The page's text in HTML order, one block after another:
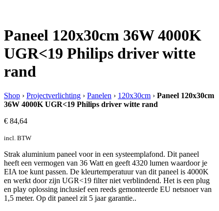
Paneel 120x30cm 36W 4000K
UGR<19 Philips driver witte
rand
Shop › Projectverlichting › Panelen › 120x30cm › Paneel 120x30cm
36W 4000K UGR<19 Philips driver witte rand
€ 84,64
incl. BTW
Strak aluminium paneel voor in een systeemplafond. Dit paneel
heeft een vermogen van 36 Watt en geeft 4320 lumen waardoor je
EIA toe kunt passen. De kleurtemperatuur van dit paneel is 4000K
en werkt door zijn UGR<19 filter niet verblindend. Het is een plug
en play oplossing inclusief een reeds gemonteerde EU netsnoer van
1,5 meter. Op dit paneel zit 5 jaar garantie..